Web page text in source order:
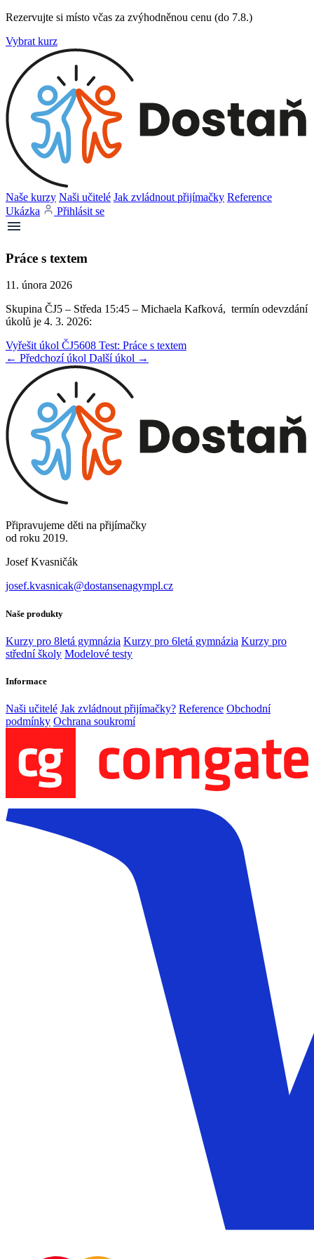
Rezervujte si místo včas za zvýhodněnou cenu (do 7.8.)
Vybrat kurz
Naše kurzy Naši učitelé Jak zvládnout přijímačky Reference
Ukázka
Přihlásit se
Práce s textem
11. února 2026
Skupina ČJ5 – Středa 15:45 – Michaela Kafková, termín odevzdání
úkolů je 4. 3. 2026:
Vyřešit úkol ČJ5608 Test: Práce s textem
← Předchozí úkol Další úkol →
Připravujeme děti na přijímačky
od roku 2019.
Josef Kvasničák
josef.kvasnicak@dostansenagympl.cz
Naše produkty
Kurzy pro 8letá gymnázia Kurzy pro 6letá gymnázia Kurzy pro
střední školy Modelové testy
Informace
Naši učitelé Jak zvládnout přijímačky? Reference Obchodní
podmínky Ochrana soukromí